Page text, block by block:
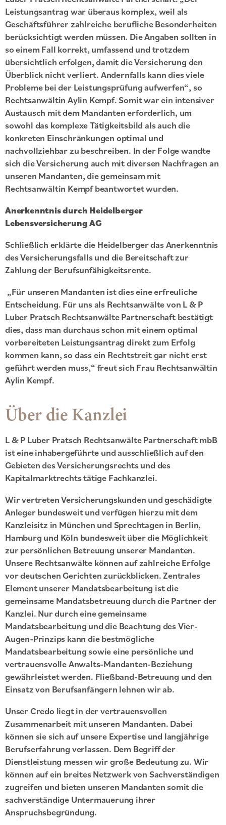
Leistungsantrag war überaus komplex, weil als
Geschäftsführer zahlreiche berufliche Besonderheiten
berücksichtigt werden müssen. Die Angaben sollten in
so einem Fall korrekt, umfassend und trotzdem
übersichtlich erfolgen, damit die Versicherung den
Überblick nicht verliert. Andernfalls kann dies viele
Probleme bei der Leistungsprüfung aufwerfen“, so
Rechtsanwältin Aylin Kempf. Somit war ein intensiver
Austausch mit dem Mandanten erforderlich, um
sowohl das komplexe Tätigkeitsbild als auch die
konkreten Einschränkungen optimal und
nachvollziehbar zu beschreiben. In der Folge wandte
sich die Versicherung auch mit diversen Nachfragen an
unseren Mandanten, die gemeinsam mit
Rechtsanwältin Kempf beantwortet wurden.
Anerkenntnis durch Heidelberger
Lebensversicherung AG
Schließlich erklärte die Heidelberger das Anerkenntnis
des Versicherungsfalls und die Bereitschaft zur
Zahlung der Berufsunfähigkeitsrente.
„Für unseren Mandanten ist dies eine erfreuliche
Entscheidung. Für uns als Rechtsanwälte von L & P
Luber Pratsch Rechtsanwälte Partnerschaft bestätigt
dies, dass man durchaus schon mit einem optimal
vorbereiteten Leistungsantrag direkt zum Erfolg
kommen kann, so dass ein Rechtstreit gar nicht erst
geführt werden muss,“ freut sich Frau Rechtsanwältin
Aylin Kempf.
Über die Kanzlei
L & P Luber Pratsch Rechtsanwälte Partnerschaft mbB
ist eine inhabergeführte und ausschließlich auf den
Gebieten des Versicherungsrechts und des
Kapitalmarktrechts tätige Fachkanzlei.
Wir vertreten Versicherungskunden und geschädigte
Anleger bundesweit und verfügen hierzu mit dem
Kanzleisitz in München und Sprechtagen in Berlin,
Hamburg und Köln bundesweit über die Möglichkeit
zur persönlichen Betreuung unserer Mandanten.
Unsere Rechtsanwälte können auf zahlreiche Erfolge
vor deutschen Gerichten zurückblicken. Zentrales
Element unserer Mandatsbearbeitung ist die
gemeinsame Mandatsbetreuung durch die Partner der
Kanzlei. Nur durch eine gemeinsame
Mandatsbearbeitung und die Beachtung des Vier-
Augen-Prinzips kann die bestmögliche
Mandatsbearbeitung sowie eine persönliche und
vertrauensvolle Anwalts-Mandanten-Beziehung
gewährleistet werden. Fließband-Betreuung und den
Einsatz von Berufsanfängern lehnen wir ab.
Unser Credo liegt in der vertrauensvollen
Zusammenarbeit mit unseren Mandanten. Dabei
können sie sich auf unsere Expertise und langjährige
Berufserfahrung verlassen. Dem Begriff der
Dienstleistung messen wir große Bedeutung zu. Wir
können auf ein breites Netzwerk von Sachverständigen
zugreifen und bieten unseren Mandanten somit die
sachverständige Untermauerung ihrer
Anspruchsbegründung.